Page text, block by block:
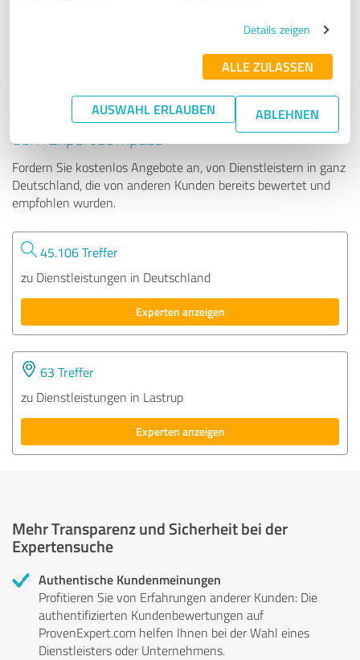
Details zeigen
ALLE ZULASSEN
AUSWAHL ERLAUBEN ABLEHNEN
Tipp: Die passenden Experten finden - mit
dem ExpertCompass
Fordern Sie kostenlos Angebote an, von Dienstleistern in ganz
Deutschland, die von anderen Kunden bereits bewertet und
empfohlen wurden.
45.106 Treffer
zu Dienstleistungen in Deutschland
Experten anzeigen
63 Treffer
zu Dienstleistungen in Lastrup
Experten anzeigen
Mehr Transparenz und Sicherheit bei der
Expertensuche
Authentische Kundenmeinungen
Profitieren Sie von Erfahrungen anderer Kunden: Die
authentifizierten Kundenbewertungen auf
ProvenExpert.com helfen Ihnen bei der Wahl eines
Dienstleisters oder Unternehmens.